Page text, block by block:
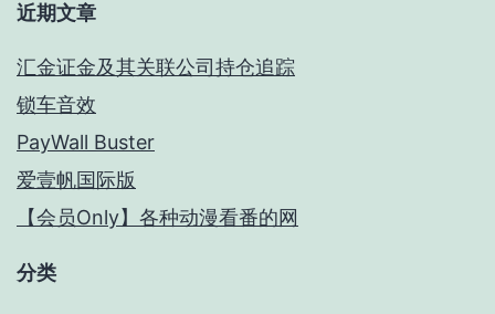
近期文章
汇金证金及其关联公司持仓追踪
锁车音效
PayWall Buster
爱壹帆国际版
【会员Only】各种动漫看番的网
分类